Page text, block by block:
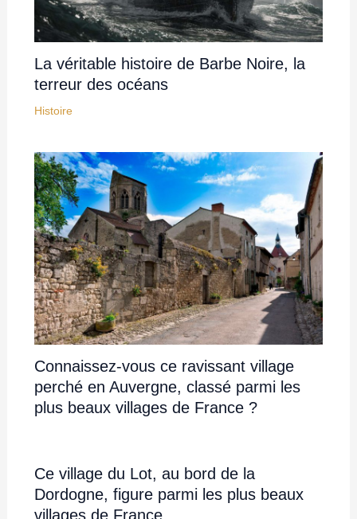
La véritable histoire de Barbe Noire, la
terreur des océans
Histoire
Connaissez-vous ce ravissant village
perché en Auvergne, classé parmi les
plus beaux villages de France ?
Ce village du Lot, au bord de la
Dordogne, figure parmi les plus beaux
villages de France